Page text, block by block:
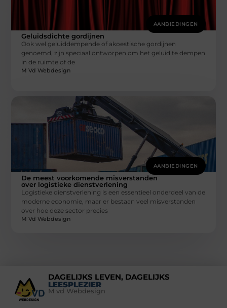
AANBIEDINGEN
Geluidsdichte gordijnen
Ook wel geluiddempende of akoestische gordijnen
genoemd, zijn speciaal ontworpen om het geluid te dempen
in de ruimte of de
M Vd Webdesign
AANBIEDINGEN
De meest voorkomende misverstanden
over logistieke dienstverlening
Logistieke dienstverlening is een essentieel onderdeel van de
moderne economie, maar er bestaan veel misverstanden
over hoe deze sector precies
M Vd Webdesign
DAGELIJKS LEVEN, DAGELIJKS
LEESPLEZIER
M vd Webdesign